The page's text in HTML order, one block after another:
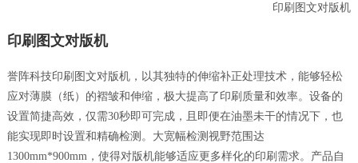
印刷图文对版机
印刷图文对版机
誉阵科技印刷图文对版机，以其独特的伸缩补正处理技术，能够轻松
应对薄膜（纸）的褶皱和伸缩，极大提高了印刷质量和效率。设备的
设置简捷高效，仅需30秒即可完成，且即便在油墨未干的情况下，也
能实现即时设置和精确检测。大宽幅检测视野范围达
1300mm*900mm，使得对版机能够适应更多样化的印刷需求。产品自